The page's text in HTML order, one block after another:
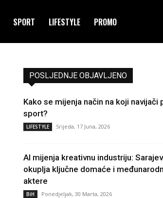
SPORT LIFESTYLE PROMO
POSLJEDNJE OBJAVLJENO
Kako se mijenja način na koji navijači
sport?
LIFESTYLE Srijeda, 17 Juna, 2026
AI mijenja kreativnu industriju:
okuplja ključne domaće i
aktere
BiH Ponedjeljak, 30 Marta, 2026